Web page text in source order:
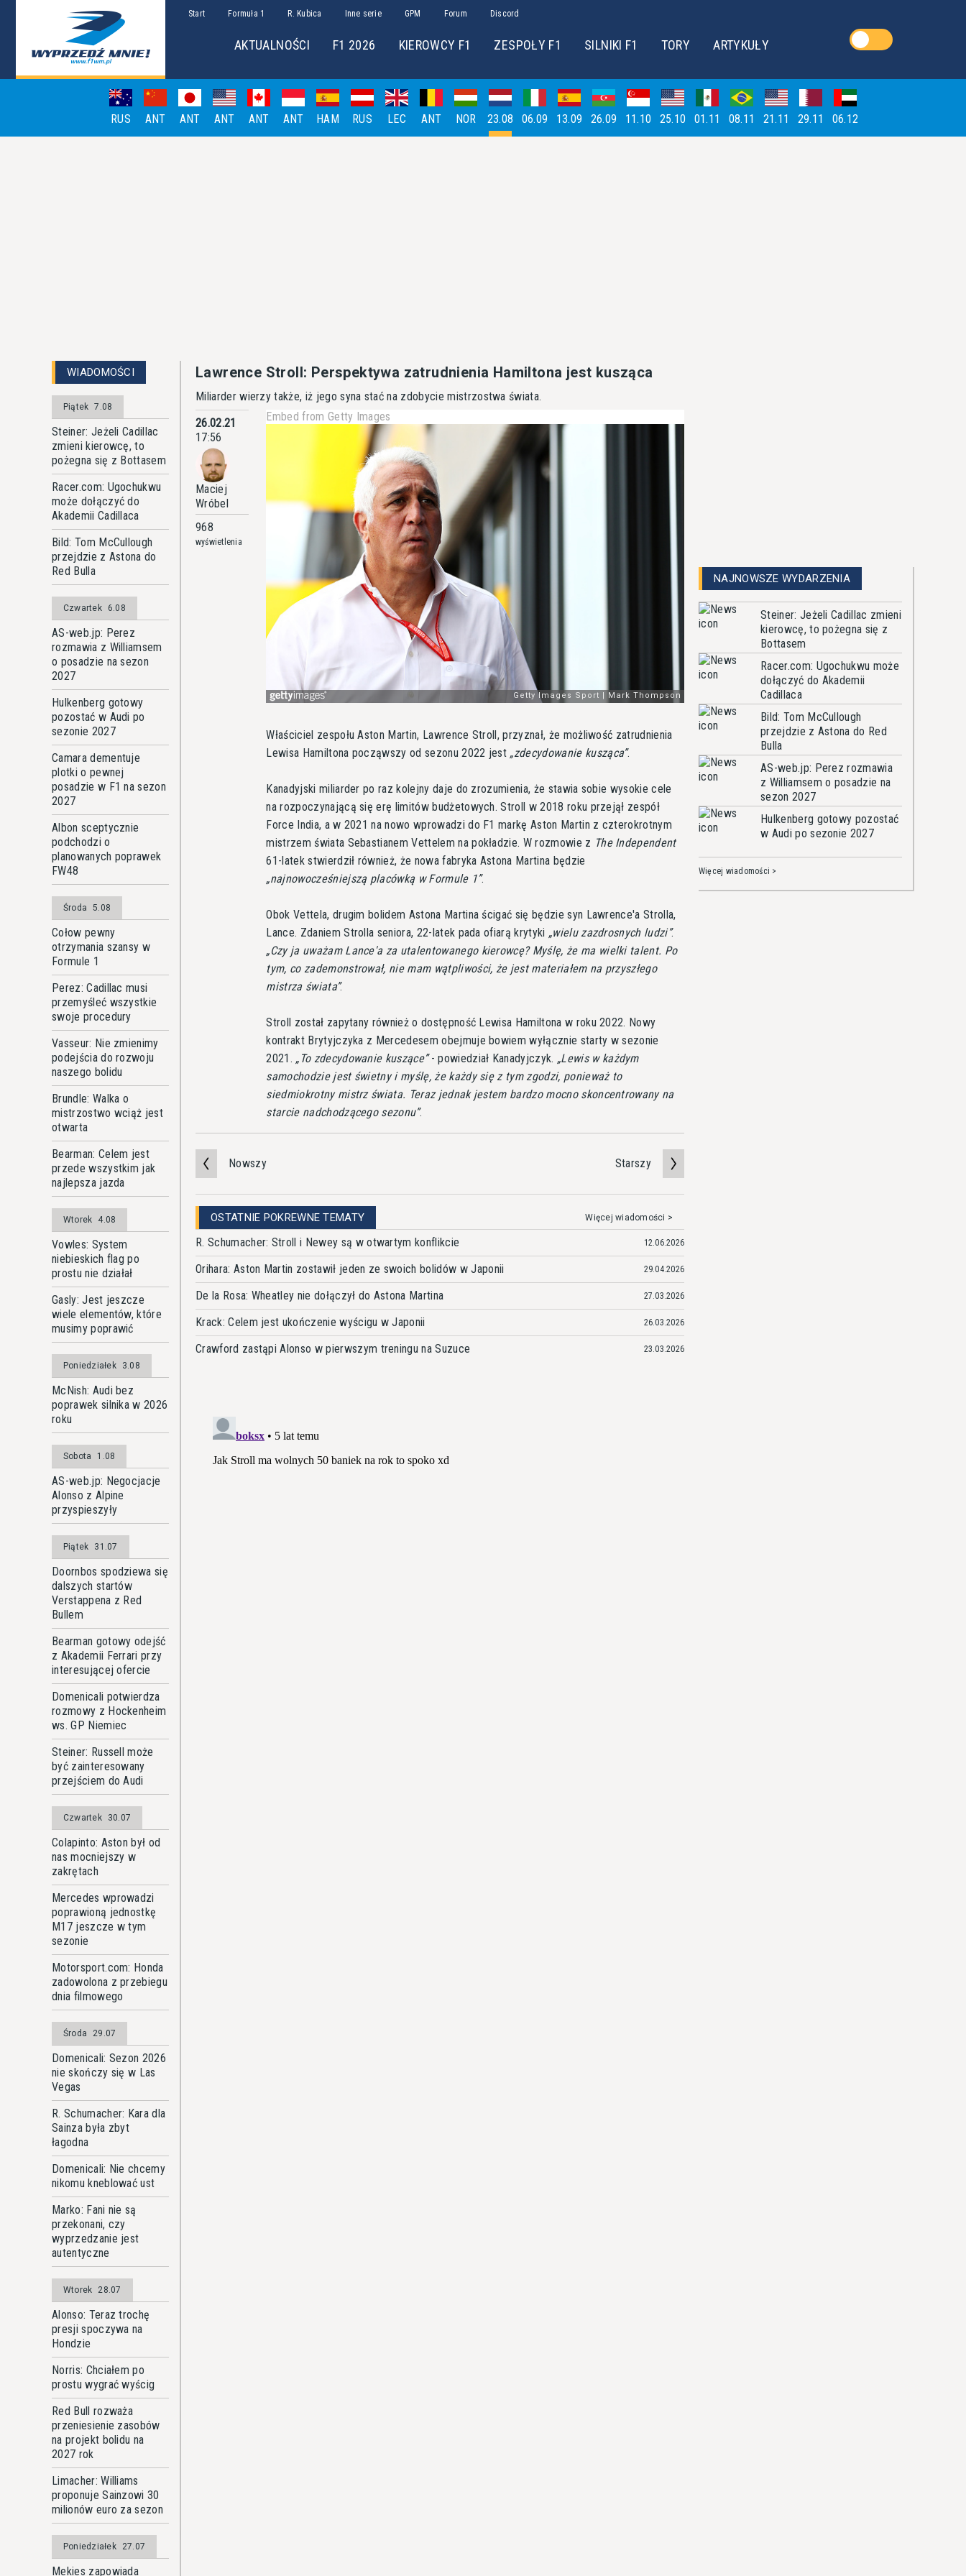
Start Formuła 1 R. Kubica Inne serie GPM Forum Discord
AKTUALNOŚCI F1 2026 KIEROWCY F1 ZESPOŁY F1 SILNIKI F1 TORY ARTYKUŁY
RUS ANT ANT ANT ANT ANT HAM RUS LEC ANT NOR 23.08 06.09 13.09 26.09 11.10 25.10 01.11 08.11 21.11 29.11 06.12
WIADOMOŚCI
Piątek 7.08
Steiner: Jeżeli Cadillac
zmieni kierowcę, to
pożegna się z Bottasem
Racer.com: Ugochukwu
może dołączyć do
Akademii Cadillaca
Bild: Tom McCullough
przejdzie z Astona do
Red Bulla
Czwartek 6.08
AS-web.jp: Perez
rozmawia z Williamsem
o posadzie na sezon
2027
Hulkenberg gotowy
pozostać w Audi po
sezonie 2027
Camara dementuje
plotki o pewnej
posadzie w F1 na sezon
2027
Albon sceptycznie
podchodzi o
planowanych poprawek
FW48
Środa 5.08
Cołow pewny
otrzymania szansy w
Formule 1
Perez: Cadillac musi
przemyśleć wszystkie
swoje procedury
Vasseur: Nie zmienimy
podejścia do rozwoju
naszego bolidu
Brundle: Walka o
mistrzostwo wciąż jest
otwarta
Bearman: Celem jest
przede wszystkim jak
najlepsza jazda
Wtorek 4.08
Vowles: System
niebieskich flag po
prostu nie działał
Gasly: Jest jeszcze
wiele elementów, które
musimy poprawić
Poniedziałek 3.08
McNish: Audi bez
poprawek silnika w 2026
roku
Sobota 1.08
AS-web.jp: Negocjacje
Alonso z Alpine
przyspieszyły
Piątek 31.07
Doornbos spodziewa się
dalszych startów
Verstappena z Red
Bullem
Bearman gotowy odejść
z Akademii Ferrari przy
interesującej ofercie
Domenicali potwierdza
rozmowy z Hockenheim
ws. GP Niemiec
Steiner: Russell może
być zainteresowany
przejściem do Audi
Czwartek 30.07
Colapinto: Aston był od
nas mocniejszy w
zakrętach
Mercedes wprowadzi
poprawioną jednostkę
M17 jeszcze w tym
sezonie
Motorsport.com: Honda
zadowolona z przebiegu
dnia filmowego
Środa 29.07
Domenicali: Sezon 2026
nie skończy się w Las
Vegas
R. Schumacher: Kara dla
Sainza była zbyt
łagodna
Domenicali: Nie chcemy
nikomu kneblować ust
Marko: Fani nie są
przekonani, czy
wyprzedzanie jest
autentyczne
Wtorek 28.07
Alonso: Teraz trochę
presji spoczywa na
Hondzie
Norris: Chciałem po
prostu wygrać wyścig
Red Bull rozważa
przeniesienie zasobów
na projekt bolidu na
2027 rok
Limacher: Williams
proponuje Sainzowi 30
milionów euro za sezon
Poniedziałek 27.07
Mekies zapowiada
Lawrence Stroll: Perspektywa zatrudnienia Hamiltona jest kusząca
Miliarder wierzy także, iż jego syna stać na zdobycie mistrzostwa świata.
26.02.21
17:56
Maciej
Wróbel
968
wyświetlenia
Embed from Getty Images
Właściciel zespołu Aston Martin, Lawrence Stroll, przyznał, że możliwość zatrudnienia
Lewisa Hamiltona począwszy od sezonu 2022 jest zdecydowanie kusząca .
Kanadyjski miliarder po raz kolejny daje do zrozumienia, że stawia sobie wysokie cele
na rozpoczynającą się erę limitów budżetowych. Stroll w 2018 roku przejął zespół
Force India, a w 2021 na nowo wprowadzi do F1 markę Aston Martin z czterokrotnym
mistrzem świata Sebastianem Vettelem na pokładzie. W rozmowie z The Independent
61-latek stwierdził również, że nowa fabryka Astona Martina będzie
najnowocześniejszą placówką w Formule 1 .
Obok Vettela, drugim bolidem Astona Martina ścigać się będzie syn Lawrence'a Strolla,
Lance. Zdaniem Strolla seniora, 22-latek pada ofiarą krytyki
wielu zazdrosnych ludzi .
Czy ja uważam Lance'a za utalentowanego kierowcę? Myślę, że ma wielki talent. Po
tym, co zademonstrował, nie mam wątpliwości, że jest materiałem na przyszłego
mistrza świata .
Stroll został zapytany również o dostępność Lewisa Hamiltona w roku 2022. Nowy
kontrakt Brytyjczyka z Mercedesem obejmuje bowiem wyłącznie starty w sezonie
2021.
To zdecydowanie kuszące - powiedział Kanadyjczyk.
Lewis w każdym
samochodzie jest świetny i myślę, że każdy się z tym zgodzi, ponieważ to
siedmiokrotny mistrz świata. Teraz jednak jestem bardzo mocno skoncentrowany na
starcie nadchodzącego sezonu .
Nowszy Starszy
OSTATNIE POKREWNE TEMATY Więcej wiadomości >
R. Schumacher: Stroll i Newey są w otwartym konflikcie 12.06.2026
Orihara: Aston Martin zostawił jeden ze swoich bolidów w Japonii 29.04.2026
De la Rosa: Wheatley nie dołączył do Astona Martina 27.03.2026
Krack: Celem jest ukończenie wyścigu w Japonii 26.03.2026
Crawford zastąpi Alonso w pierwszym treningu na Suzuce 23.03.2026
NAJNOWSZE WYDARZENIA
Steiner: Jeżeli Cadillac zmieni
kierowcę, to pożegna się z
Bottasem
Racer.com: Ugochukwu może
dołączyć do Akademii
Cadillaca
Bild: Tom McCullough
przejdzie z Astona do Red
Bulla
AS-web.jp: Perez rozmawia
z Williamsem o posadzie na
sezon 2027
Hulkenberg gotowy pozostać
w Audi po sezonie 2027
Więcej wiadomości >